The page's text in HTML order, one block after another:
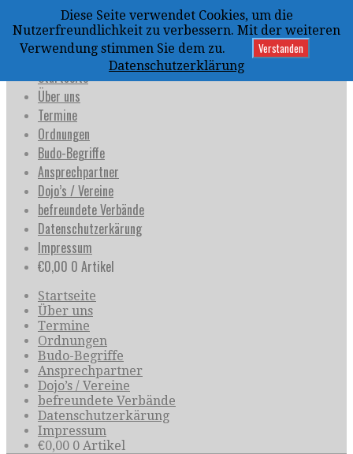
Inhalt
springen
uijja
Deutschland e.V.
Startseite
Über uns
Termine
Ordnungen
Budo-Begriffe
Ansprechpartner
Dojo’s / Vereine
befreundete Verbände
Datenschutzerkärung
Impressum
€0,00 0 Artikel
Startseite
Über uns
Termine
Ordnungen
Budo-Begriffe
Ansprechpartner
Dojo’s / Vereine
befreundete Verbände
Datenschutzerkärung
Impressum
€0,00 0 Artikel
Diese Seite verwendet Cookies, um die
Nutzerfreundlichkeit zu verbessern. Mit der weiteren
Verwendung stimmen Sie dem zu.
Verstanden
Datenschutzerklärung